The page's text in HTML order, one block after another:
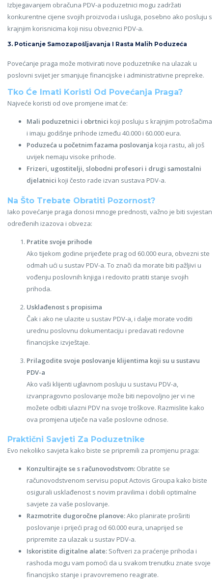
Izbjegavanjem obračuna PDV-a poduzetnici mogu zadržati
konkurentne cijene svojih proizvoda i usluga, posebno ako posluju s
krajnjim korisnicima koji nisu obveznici PDV-a.
3. Poticanje Samozapošljavanja I Rasta Malih Poduzeća
Povećanje praga može motivirati nove poduzetnike na ulazak u
poslovni svijet jer smanjuje financijske i administrativne prepreke.
Tko Će Imati Koristi Od Povećanja Praga?
Najveće koristi od ove promjene imat će:
Mali poduzetnici i obrtnici koji posluju s krajnjim potrošačima
i imaju godišnje prihode između 40.000 i 60.000 eura.
Poduzeća u početnim fazama poslovanja koja rastu, ali još
uvijek nemaju visoke prihode.
Frizeri, ugostitelji, slobodni profesori i drugi samostalni
djelatnici koji često rade izvan sustava PDV-a.
Na Što Trebate Obratiti Pozornost?
Iako povećanje praga donosi mnoge prednosti, važno je biti svjestan
određenih izazova i obveza:
Pratite svoje prihode
Ako tijekom godine prijeđete prag od 60.000 eura, obvezni ste
odmah ući u sustav PDV-a. To znači da morate biti pažljivi u
vođenju poslovnih knjiga i redovito pratiti stanje svojih
prihoda.
Usklađenost s propisima
Čak i ako ne ulazite u sustav PDV-a, i dalje morate voditi
urednu poslovnu dokumentaciju i predavati redovne
financijske izvještaje.
Prilagodite svoje poslovanje klijentima koji su u sustavu
PDV-a
Ako vaši klijenti uglavnom posluju u sustavu PDV-a,
izvanpragovno poslovanje može biti nepovoljno jer vi ne
možete odbiti ulazni PDV na svoje troškove. Razmislite kako
ova promjena utječe na vaše poslovne odnose.
Praktični Savjeti Za Poduzetnike
Evo nekoliko savjeta kako biste se pripremili za promjenu praga:
Konzultirajte se s računovodstvom: Obratite se
računovodstvenom servisu poput Actovis Groupa kako biste
osigurali usklađenost s novim pravilima i dobili optimalne
savjete za vaše poslovanje.
Razmotrite dugoročne planove:Ako planirate proširiti
poslovanje i prijeći prag od 60.000 eura, unaprijed se
pripremite za ulazak u sustav PDV-a.
Iskoristite digitalne alate: Softveri za praćenje prihoda i
rashoda mogu vam pomoći da u svakom trenutku znate svoje
financijsko stanje i pravovremeno reagirate.